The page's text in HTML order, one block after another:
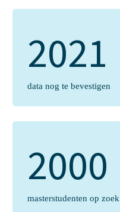
2021
data nog te bevestigen
2000
masterstudenten op